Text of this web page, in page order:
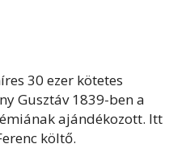
30 ezer kötetes
Gusztáv 1839-ben a
ajándékozott. Itt
költő.